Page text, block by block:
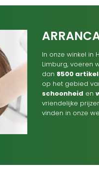
In onze winkel in
Limburg, voeren
dan 8500
op het gebied
schoonheid en
vriendelijke
vinden in onze